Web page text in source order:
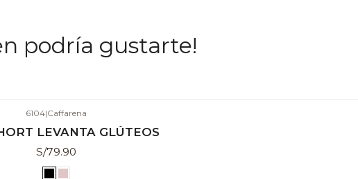
podría gustarte!
6104|Caffarena
LEVANTA GLÚTEOS
S/79.90